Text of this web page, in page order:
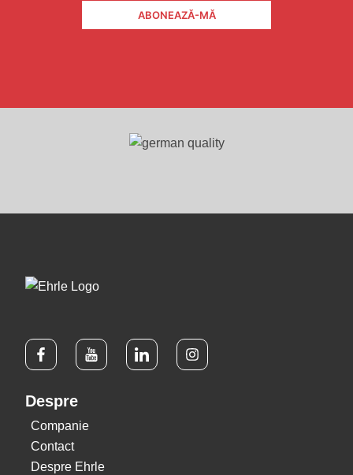
Despre
Companie
Contact
Despre Ehrle